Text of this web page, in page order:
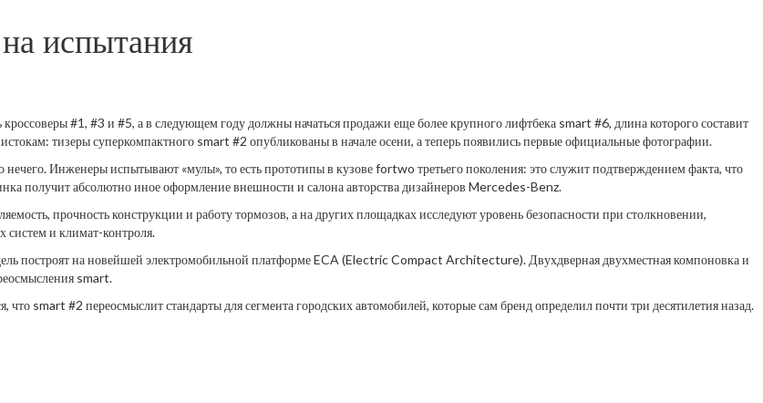
испытания
#1, #3 и #5, а в следующем году должны начаться продажи еще более крупного лифтбека smart #6, длина которого составит
тизеры суперкомпактного smart #2 опубликованы в начале осени, а теперь появились первые официальные фотографии.
Инженеры испытывают «мулы», то есть прототипы в кузове fortwo третьего поколения: это служит подтверждением факта, что
получит абсолютно иное оформление внешности и салона авторства дизайнеров Mercedes-Benz.
прочность конструкции и работу тормозов, а на других площадках исследуют уровень безопасности при столкновении,
систем и климат-контроля.
построят на новейшей электромобильной платформе ECA (Electric Compact Architecture). Двухдверная двухместная компоновка и
smart.
smart #2 переосмыслит стандарты для сегмента городских автомобилей, которые сам бренд определил почти три десятилетия назад.